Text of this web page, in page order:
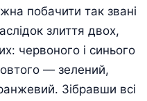
побачити так звані
злиття двох,
червоного і синього
— зелений,
Зібравши всі